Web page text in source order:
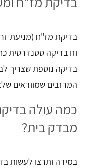
בדיקת מז"ח (מניעת
בדיקה נוספת שצריך
המרזבים שמוודאים
כמה עולה
מבדק בית?
במידה ותרצו לעשות